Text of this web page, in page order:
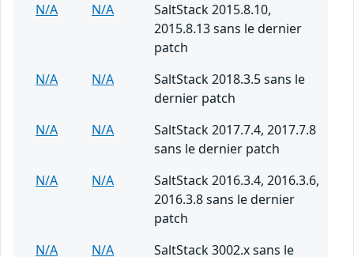
N/A
N/A
SaltStack 2015.8.10,
2015.8.13 sans le dernier
patch
N/A
N/A
SaltStack 2018.3.5 sans le
dernier patch
N/A
N/A
SaltStack 2017.7.4, 2017.7.8
sans le dernier patch
N/A
N/A
SaltStack 2016.3.4, 2016.3.6,
2016.3.8 sans le dernier
patch
N/A
N/A
SaltStack 3002.x sans le